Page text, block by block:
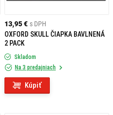
13,95 € s DPH
OXFORD SKULL ČIAPKA BAVLNENÁ
2 PACK
Skladom
Na 3 predajniach
Kúpiť